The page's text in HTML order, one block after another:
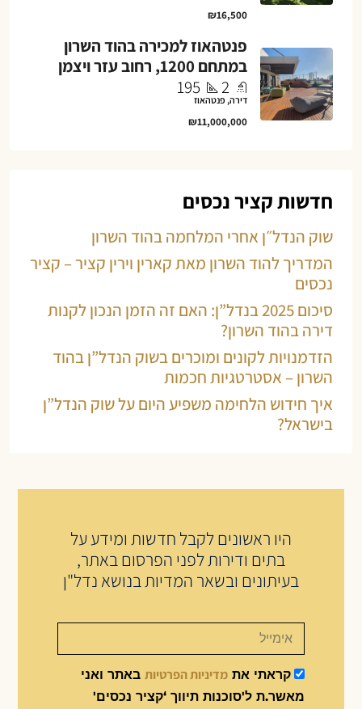
₪16,500
פנטהאוז למכירה בהוד השרון
במתחם 1200, רחוב עזר ויצמן
2
195
דירה, פנטהאוז
₪11,000,000
חדשות קציר נכסים
שוק הנדל״ן אחרי המלחמה בהוד השרון
המדריך להוד השרון מאת קארין וירין קציר – קציר
נכסים
סיכום 2025 בנדל”ן: האם זה הזמן הנכון לקנות
דירה בהוד השרון?
הזדמנויות לקונים ומוכרים בשוק הנדל”ן בהוד
השרון – אסטרטגיות חכמות
איך חידוש הלחימה משפיע היום על שוק הנדל”ן
בישראל?
היו ראשונים לקבל חדשות ומידע על
בתים ודירות לפני הפרסום באתר,
בעיתונים ובשאר המדיות בנושא נדל"ן
קראתי את מדיניות הפרטיות באתר ואני
מאשר.ת ל'סוכנות תיווך ‘קציר נכסים'